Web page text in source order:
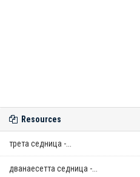
Resources
трета седница -...
дванаесетта седница -...